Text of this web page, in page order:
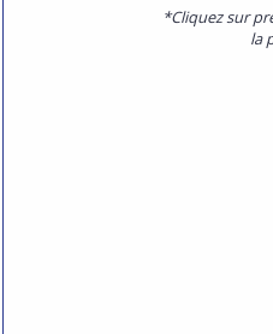
*Cliquez sur
la